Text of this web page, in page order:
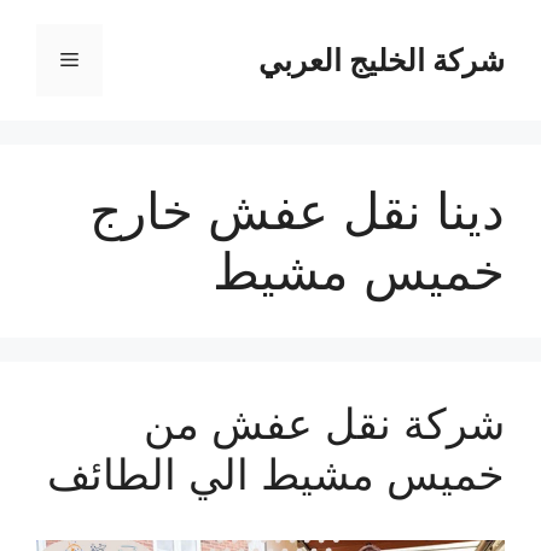
المحتوىشركة الخليج العربي القائمة
دينا نقل عفش خارج
خميس مشيط
شركة نقل عفش من
خميس مشيط الي الطائف